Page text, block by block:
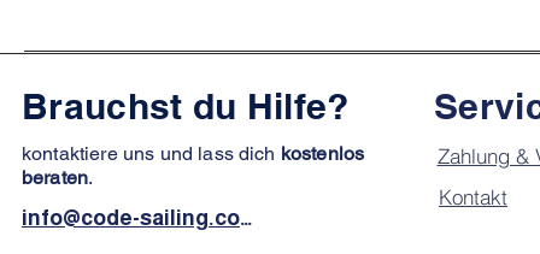
Brauchst du Hilfe?
kontaktiere uns und lass dich kostenlos
beraten.
info@code-sailing.com
Zahlung &
Kontakt